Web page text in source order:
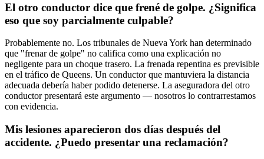
El otro conductor dice que frené de golpe. ¿Significa
eso que soy parcialmente culpable?
Probablemente no. Los tribunales de Nueva York han determinado
que "frenar de golpe" no califica como una explicación no
negligente para un choque trasero. La frenada repentina es previsible
en el tráfico de Queens. Un conductor que mantuviera la distancia
adecuada debería haber podido detenerse. La aseguradora del otro
conductor presentará este argumento — nosotros lo contrarrestamos
con evidencia.
Mis lesiones aparecieron dos días después del
accidente. ¿Puedo presentar una reclamación?